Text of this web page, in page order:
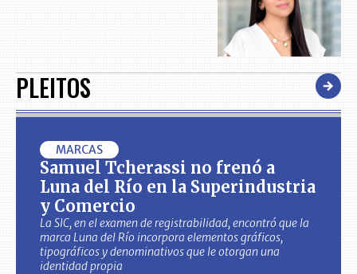
PLEITOS
MARCAS
Samuel Tcherassi no frenó a
Luna del Río en la Superindustria
y Comercio
La SIC, en el examen de registrabilidad, encontró que la
marca Luna del Río incorpora elementos gráficos,
tipográficos y denominativos que le otorgan una
identidad propia